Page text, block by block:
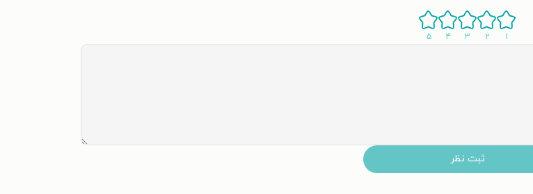
۱ ۲ ۳ ۴ ۵
ثبت نظر